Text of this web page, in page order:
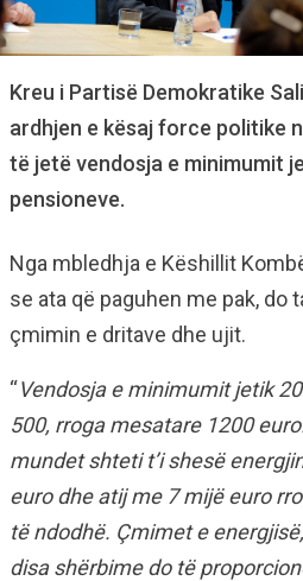
Kreu i Partisë Demokratike
ardhjen e kësaj force politike
të jetë vendosja e minimumit
pensioneve.
Nga mbledhja e Këshillit
se ata që paguhen me pak, do
çmimin e dritave dhe ujit.
“Vendosja e minimumit jetik
500, rroga mesatare 1200
mundet shteti t’i shesë
euro dhe atij me 7 mijë euro
të ndodhë. Çmimet e
disa shërbime do të